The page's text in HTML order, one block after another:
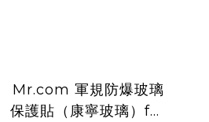
Mr.com 軍規防爆玻璃
保護貼（康寧玻璃）for